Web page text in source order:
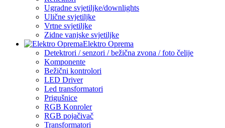
Ugradne svjetiljke/downlights
Ulične svjetiljke
Vrtne svjetiljke
Zidne vanjske svjetiljke
Elektro Oprema
Detektrori / senzori / bežična zvona / foto čelije
Komponente
Bežični kontrolori
LED Driver
Led transformatori
Prigušnice
RGB Konroler
RGB pojačivač
Transformatori